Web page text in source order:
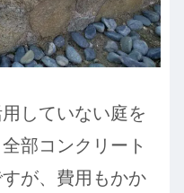
していない庭を
部コンクリート
が、費用もかか